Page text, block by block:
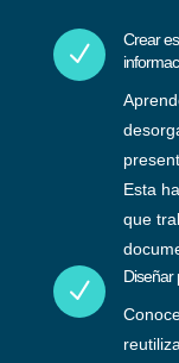
N
Crear
Esta
que
N
Diseñar